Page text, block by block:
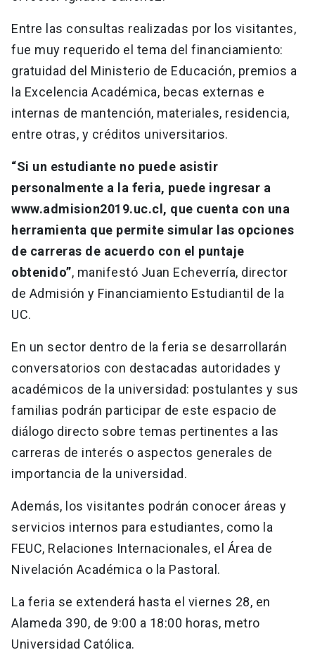
Entre las consultas realizadas por los visitantes,
fue muy requerido el tema del financiamiento:
gratuidad del Ministerio de Educación, premios a
la Excelencia Académica, becas externas e
internas de mantención, materiales, residencia,
entre otras, y créditos universitarios.
“Si un estudiante no puede asistir
personalmente a la feria, puede ingresar a
www.admision2019.uc.cl, que cuenta con una
herramienta que permite simular las opciones
de carreras de acuerdo con el puntaje
obtenido”, manifestó Juan Echeverría, director
de Admisión y Financiamiento Estudiantil de la
UC.
En un sector dentro de la feria se desarrollarán
conversatorios con destacadas autoridades y
académicos de la universidad: postulantes y sus
familias podrán participar de este espacio de
diálogo directo sobre temas pertinentes a las
carreras de interés o aspectos generales de
importancia de la universidad.
Además, los visitantes podrán conocer áreas y
servicios internos para estudiantes, como la
FEUC, Relaciones Internacionales, el Área de
Nivelación Académica o la Pastoral.
La feria se extenderá hasta el viernes 28, en
Alameda 390, de 9:00 a 18:00 horas, metro
Universidad Católica.